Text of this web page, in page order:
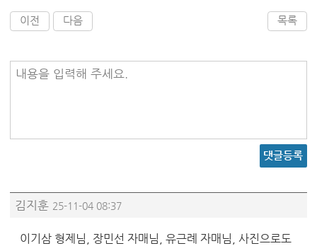
이전 다음 목록
내용을 입력해 주세요.
댓글등록
김지훈 25-11-04 08:37
이기삼 형제님, 장민선 자매님, 유근례 자매님, 사진으로도